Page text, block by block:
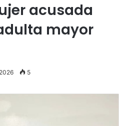
acusada
mayor
5